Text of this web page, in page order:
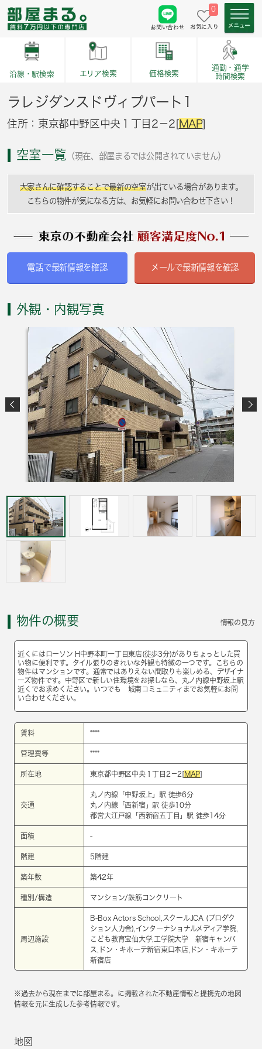
お問い合わせ
0
お気に入り
沿線・駅検索 エリア検索 価格検索
通勤・通学
時間検索
ラレジダンスドヴィプパート1
住所：東京都中野区中央１丁目2－2[MAP]
空室一覧 （現在、部屋まるでは公開されていません）
大家さんに確認することで最新の空室が出ている場合があります。
こちらの物件が気になる方は、お気軽にお問い合わせ下さい！
電話で最新情報を確認 メールで最新情報を確認
外観・内観写真
物件の概要 情報の見方
近くにはローソン H中野本町一丁目東店(徒歩3分)がありちょっとした買
い物に便利です。タイル張りのきれいな外観も特徴の一つです。こちらの
物件はマンションです。通常ではありえない間取りも楽しめる、デザイナ
ーズ物件です。中野区で新しい住環境をお探しなら、丸ノ内線中野坂上駅
近くでお求めください。いつでも 城南コミュニティまでお気軽にお問
い合わせください。
賃料 ****
管理費等 ****
所在地 東京都中野区中央１丁目2－2[MAP]
交通
丸ノ内線 「 中野坂上 」駅 徒歩6分
丸ノ内線 「西新宿 」駅 徒歩10分
都営大江戸線 「 西新宿五丁目 」駅 徒歩14分
面積 -
階建 5階建
築年数 築42年
種別/構造 マンション/鉄筋コンクリート
周辺施設
B-Box Actors School,スクールJCA (プロダク
ション人力舎),インターナショナルメディア学院,
こども教育宝仙大学,工学院大学 新宿キャンパ
ス,ドン・キホーテ新宿東口本店,ドン・キホーテ
新宿店
※過去から現在までに部屋まる。に掲載された不動産情報と提携先の地図
情報を元に生成した参考情報です。
地図